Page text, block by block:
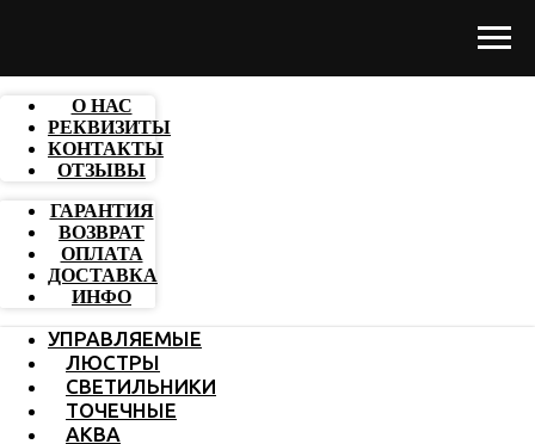
О НАС
РЕКВИЗИТЫ
КОНТАКТЫ
ОТЗЫВЫ
ГАРАНТИЯ
ВОЗВРАТ
ОПЛАТА
ДОСТАВКА
ИНФО
УПРАВЛЯЕМЫЕ
ЛЮСТРЫ
СВЕТИЛЬНИКИ
ТОЧЕЧНЫЕ
АКВА